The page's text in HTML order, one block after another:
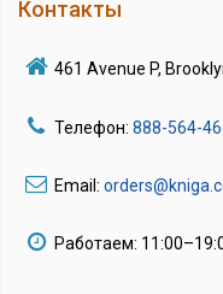
Контакты
461 Avenue P,
Телефон: 888-564-
Email:
Работаем: